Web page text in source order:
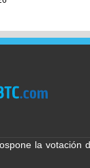
la votación